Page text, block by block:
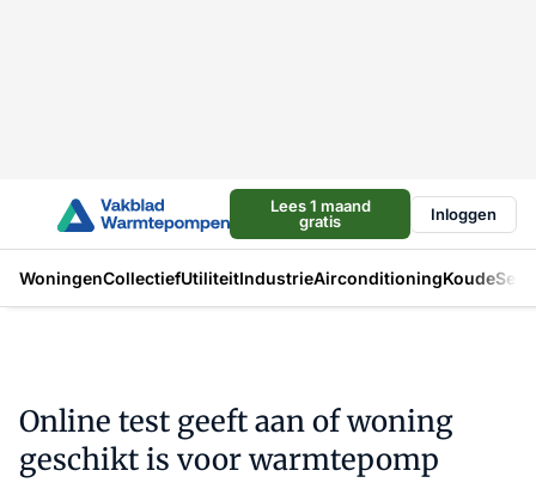
Lees 1 maand
gratis
Inloggen
WoningenCollectiefUtiliteitIndustrieAirconditioningKoude
Online test geeft aan of woning
geschikt is voor warmtepomp